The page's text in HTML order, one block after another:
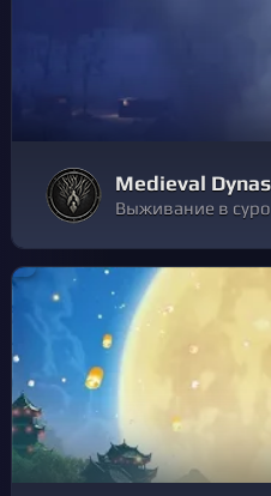
Medieval
Выживание в